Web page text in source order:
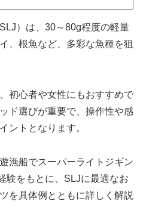
）は、30～80g程度の軽量
、根魚など、多彩な魚種を狙
初心者や女性にもおすすめで
ド選びが重要で、操作性や感
ントとなります。
漁船でスーパーライトジギン
験をもとに、SLJに最適なお
を具体例とともに詳しく解説